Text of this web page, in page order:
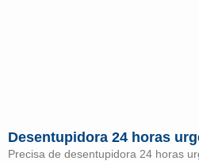
Desentupidora 24 horas
Precisa de desentupidora 24 horas